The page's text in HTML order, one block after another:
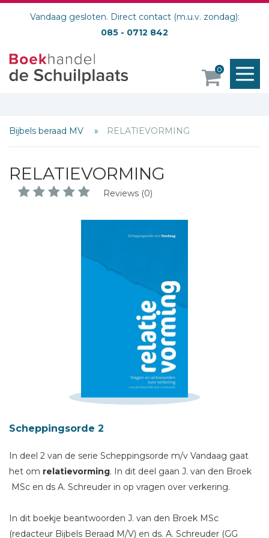
Vandaag gesloten. Direct contact (m.u.v. zondag):
085 - 0712 842
0
Bijbels beraad MV RELATIEVORMING
RELATIEVORMING
Reviews (0)
Scheppingsorde 2
In deel 2 van de serie Scheppingsorde m/v Vandaag gaat
het om relatievorming. In dit deel gaan J. van den Broek
MSc en ds A. Schreuder in op vragen over verkering.
In dit boekje beantwoorden J. van den Broek MSc
(redacteur Bijbels Beraad M/V) en ds. A. Schreuder (GG
Sterren
Naam *
E-mail *
Bericht *